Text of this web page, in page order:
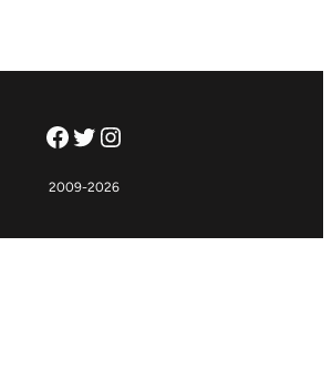
Facebook
Twitter
Instagram
2009-2026